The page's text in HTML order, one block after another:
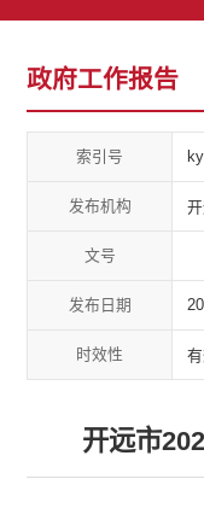
政府工作报告
索引号
发布机构
文号
发布日期
时效性
开远市